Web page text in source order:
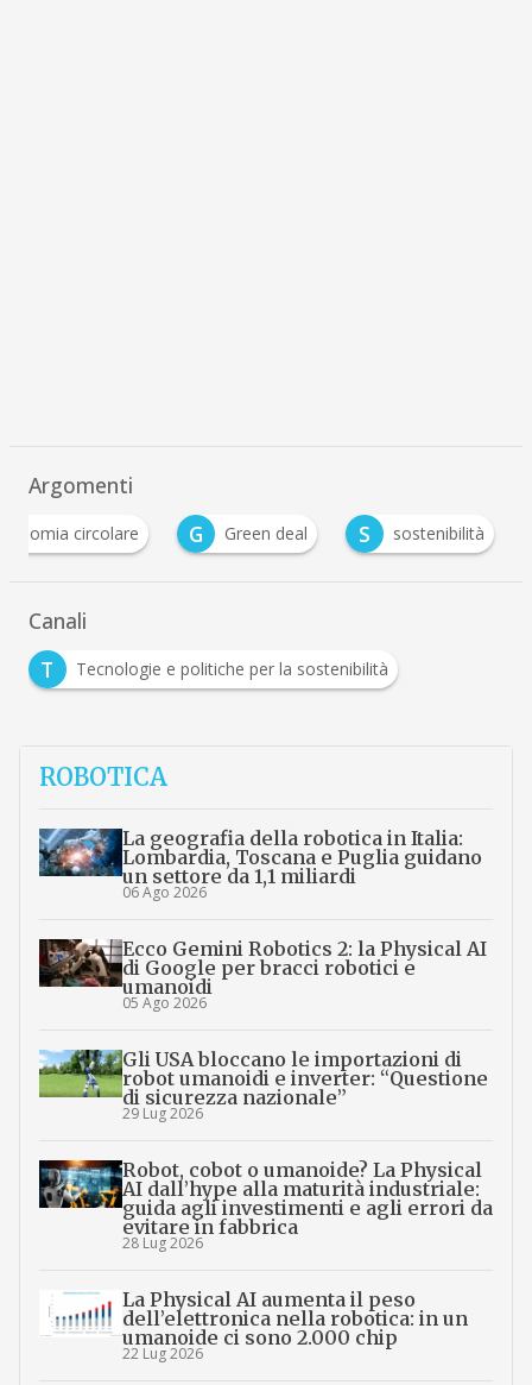
Argomenti
circolare G Green deal S
sostenibilità
Canali
T
Tecnologie e politiche per la sostenibilità
ROBOTICA
La geografia della robotica in Italia:
Lombardia, Toscana e Puglia guidano
un settore da 1,1 miliardi
06 Ago 2026
Ecco Gemini Robotics 2: la Physical AI
di Google per bracci robotici e
umanoidi
05 Ago 2026
Gli USA bloccano le importazioni di
robot umanoidi e inverter: “Questione
di sicurezza nazionale”
29 Lug 2026
Robot, cobot o umanoide? La Physical
AI dall’hype alla maturità industriale:
guida agli investimenti e agli errori da
evitare in fabbrica
28 Lug 2026
La Physical AI aumenta il peso
dell’elettronica nella robotica: in un
umanoide ci sono 2.000 chip
22 Lug 2026